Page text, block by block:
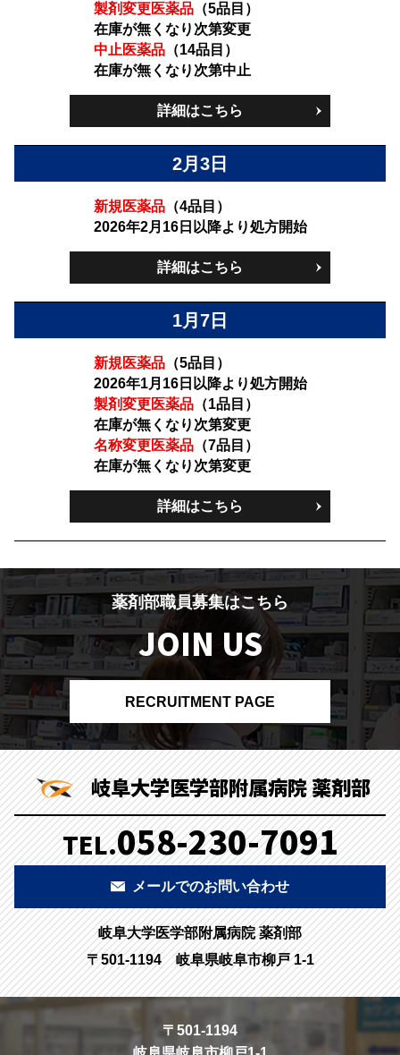
製剤変更医薬品（5品目）
在庫が無くなり次第変更
中止医薬品（14品目）
在庫が無くなり次第中止
詳細はこちら
2月3日
新規医薬品（4品目）
2026年2月16日以降より処方開始
詳細はこちら
1月7日
新規医薬品（5品目）
2026年1月16日以降より処方開始
製剤変更医薬品（1品目）
在庫が無くなり次第変更
名称変更医薬品（7品目）
在庫が無くなり次第変更
詳細はこちら
薬剤部職員募集はこちら
JOIN US
RECRUITMENT PAGE
岐阜大学医学部附属病院 薬剤部
TEL.058-230-7091
メールでのお問い合わせ
岐阜大学医学部附属病院 薬剤部
〒501-1194 岐阜県岐阜市柳戸 1-1
〒501-1194